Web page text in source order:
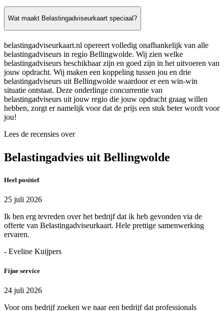
Wat maakt Belastingadviseurkaart speciaal?
belastingadviseurkaart.nl opereert volledig onafhankelijk van alle
belastingadviseurs in regio Bellingwolde. Wij zien welke
belastingadviseurs beschikbaar zijn en goed zijn in het uitvoeren van
jouw opdracht. Wij maken een koppeling tussen jou en drie
belastingadviseurs uit Bellingwolde waardoor er een win-win
situatie ontstaat. Deze onderlinge concurrentie van
belastingadviseurs uit jouw regio die jouw opdracht graag willen
hebben, zorgt er namelijk voor dat de prijs een stuk beter wordt voor
jou!
Lees de recensies over
Belastingadvies uit Bellingwolde
Heel positief
25 juli 2026
Ik ben erg tevreden over het bedrijf dat ik heb gevonden via de
offerte van Belastingadviseurkaart. Hele prettige samenwerking
ervaren.
- Eveline Kuijpers
Fijne service
24 juli 2026
Voor ons bedrijf zoeken we naar een bedrijf dat professionals